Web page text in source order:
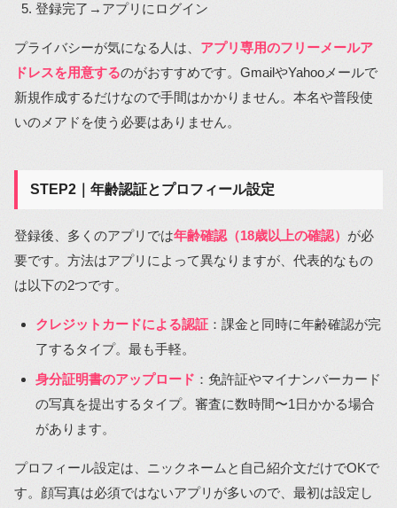
登録完了→アプリにログイン
プライバシーが気になる人は、 アプリ専用のフリーメールア
ドレスを用意するのがおすすめです。GmailやYahooメールで
新規作成するだけなので手間はかかりません。本名や普段使
いのメアドを使う必要はありません。
STEP2｜年齢認証とプロフィール設定
登録後、多くのアプリでは年齢確認（18歳以上の確認） が必
要です。方法はアプリによって異なりますが、代表的なもの
は以下の2つです。
クレジットカードによる認証 ：課金と同時に年齢確認が完
了するタイプ。最も手軽。
身分証明書のアップロード ：免許証やマイナンバーカード
の写真を提出するタイプ。審査に数時間〜1日かかる場合
があります。
プロフィール設定は、ニックネームと自己紹介文だけでOKで
す。顔写真は必須ではないアプリが多いので、最初は設定し